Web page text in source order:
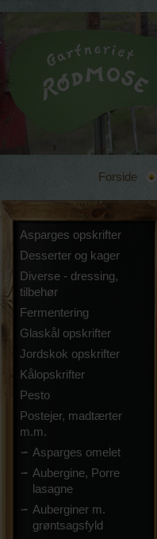
Forside
Asparges opskrifter
Desserter og kager
Diverse - dressing,
tilbehør
Fermentering
Glaskål opskrifter
Jordskok opskrifter
Kålopskrifter
Pesto
Postejer, madtærter
m.m.
Asparges omelet
Aubergine, Porre
lasagne
Auberginer m.
grøntsagsfyld